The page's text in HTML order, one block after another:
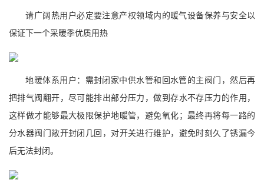
请广阔热用户必定要注意产权领域内的暖气设备保养与安全以
保证下一个采暖季优质用热
地暖体系用户：需封闭家中供水管和回水管的主阀门，然后再
把排气阀翻开，尽可能排出部分压力，做到存水不存压力的作用，
这样做才能够最大极限保护地暖管，避免氧化；最终再将每一路的
分水器阀门敞开封闭几回，对开关进行维护，避免时刻久了锈漏今
后无法封闭。